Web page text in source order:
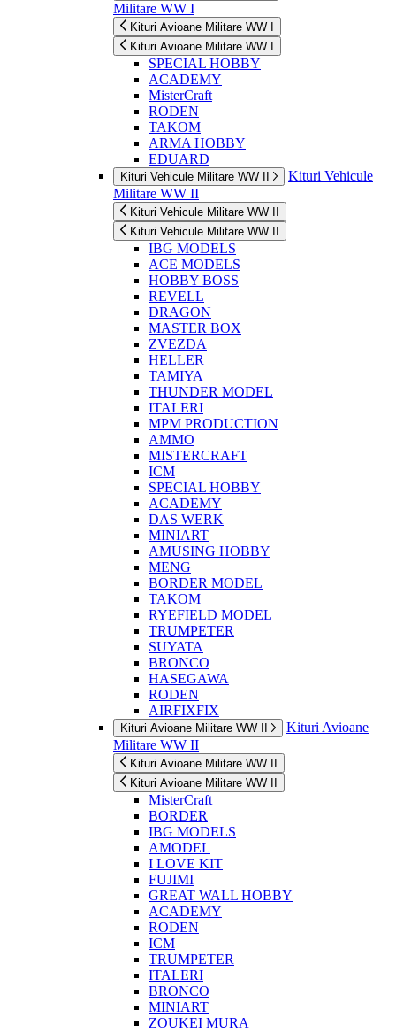
Militare WW I
Kituri Avioane Militare WW I
Kituri Avioane Militare WW I
SPECIAL HOBBY
ACADEMY
MisterCraft
RODEN
TAKOM
ARMA HOBBY
EDUARD
Kituri Vehicule Militare WW II
Kituri Vehicule
Militare WW II
Kituri Vehicule Militare WW II
Kituri Vehicule Militare WW II
IBG MODELS
ACE MODELS
HOBBY BOSS
REVELL
DRAGON
MASTER BOX
ZVEZDA
HELLER
TAMIYA
THUNDER MODEL
ITALERI
MPM PRODUCTION
AMMO
MISTERCRAFT
ICM
SPECIAL HOBBY
ACADEMY
DAS WERK
MINIART
AMUSING HOBBY
MENG
BORDER MODEL
TAKOM
RYEFIELD MODEL
TRUMPETER
SUYATA
BRONCO
HASEGAWA
RODEN
AIRFIXFIX
Kituri Avioane Militare WW II
Kituri Avioane
Militare WW II
Kituri Avioane Militare WW II
Kituri Avioane Militare WW II
MisterCraft
BORDER
IBG MODELS
AMODEL
I LOVE KIT
FUJIMI
GREAT WALL HOBBY
ACADEMY
RODEN
ICM
TRUMPETER
ITALERI
BRONCO
MINIART
ZOUKEI MURA